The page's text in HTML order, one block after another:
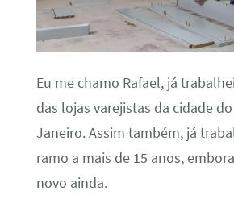
Eu me chamo Rafael, já
das lojas varejistas da cidade
Janeiro. Assim também, já
ramo a mais de 15 anos,
novo ainda.